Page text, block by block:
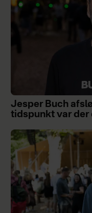
Jesper Buch
tidspunkt var der